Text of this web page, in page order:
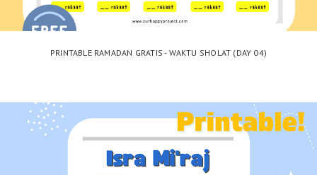
PRINTABLE RAMADAN GRATIS - WAKTU SHOLAT (DAY 04)